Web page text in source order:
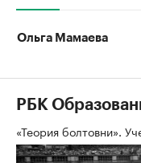
Ольга Мамаева
РБК
«Теория болтовни».